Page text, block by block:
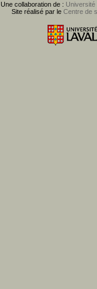
Une collaboration de : Université
Site réalisé par le Centre de